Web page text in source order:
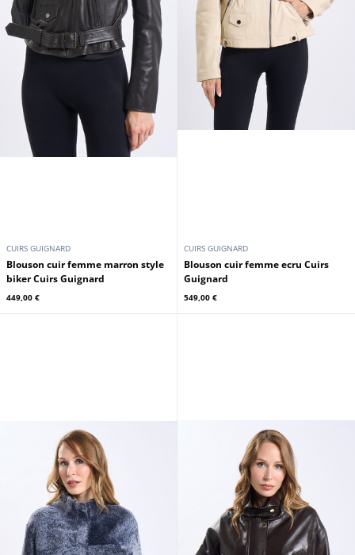
CUIRS GUIGNARD
Blouson cuir femme marron style
biker Cuirs Guignard
449,00 €
CUIRS GUIGNARD
Blouson cuir femme ecru Cuirs
Guignard
549,00 €